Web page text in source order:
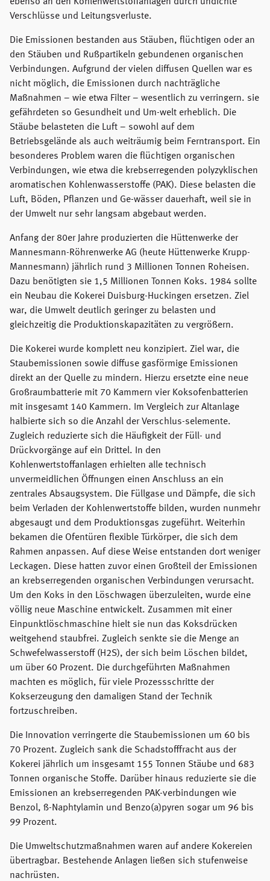
Verschlüsse und Leitungsverluste.
Die Emissionen bestanden aus Stäuben, flüchtigen oder an
den Stäuben und Rußpartikeln gebundenen organischen
Verbindungen. Aufgrund der vielen diffusen Quellen war es
nicht möglich, die Emissionen durch nachträgliche
Maßnahmen – wie etwa Filter – wesentlich zu verringern. sie
gefährdeten so Gesundheit und Um-welt erheblich. Die
Stäube belasteten die Luft – sowohl auf dem
Betriebsgelände als auch weiträumig beim Ferntransport. Ein
besonderes Problem waren die flüchtigen organischen
Verbindungen, wie etwa die krebserregenden polyzyklischen
aromatischen Kohlenwasserstoffe (PAK). Diese belasten die
Luft, Böden, Pflanzen und Ge-wässer dauerhaft, weil sie in
der Umwelt nur sehr langsam abgebaut werden.
Anfang der 80er Jahre produzierten die Hüttenwerke der
Mannesmann-Röhrenwerke AG (heute Hüttenwerke Krupp-
Mannesmann) jährlich rund 3 Millionen Tonnen Roheisen.
Dazu benötigten sie 1,5 Millionen Tonnen Koks. 1984 sollte
ein Neubau die Kokerei Duisburg-Huckingen ersetzen. Ziel
war, die Umwelt deutlich geringer zu belasten und
gleichzeitig die Produktionskapazitäten zu vergrößern.
Die Kokerei wurde komplett neu konzipiert. Ziel war, die
Staubemissionen sowie diffuse gasförmige Emissionen
direkt an der Quelle zu mindern. Hierzu ersetzte eine neue
Großraumbatterie mit 70 Kammern vier Koksofenbatterien
mit insgesamt 140 Kammern. Im Vergleich zur Altanlage
halbierte sich so die Anzahl der Verschlus-selemente.
Zugleich reduzierte sich die Häufigkeit der Füll- und
Drückvorgänge auf ein Drittel. In den
Kohlenwertstoffanlagen erhielten alle technisch
unvermeidlichen Öffnungen einen Anschluss an ein
zentrales Absaugsystem. Die Füllgase und Dämpfe, die sich
beim Verladen der Kohlenwertstoffe bilden, wurden nunmehr
abgesaugt und dem Produktionsgas zugeführt. Weiterhin
bekamen die Ofentüren flexible Türkörper, die sich dem
Rahmen anpassen. Auf diese Weise entstanden dort weniger
Leckagen. Diese hatten zuvor einen Großteil der Emissionen
an krebserregenden organischen Verbindungen verursacht.
Um den Koks in den Löschwagen überzuleiten, wurde eine
völlig neue Maschine entwickelt. Zusammen mit einer
Einpunktlöschmaschine hielt sie nun das Koksdrücken
weitgehend staubfrei. Zugleich senkte sie die Menge an
Schwefelwasserstoff (H2S), der sich beim Löschen bildet,
um über 60 Prozent. Die durchgeführten Maßnahmen
machten es möglich, für viele Prozessschritte der
Kokserzeugung den damaligen Stand der Technik
fortzuschreiben.
Die Innovation verringerte die Staubemissionen um 60 bis
70 Prozent. Zugleich sank die Schadstofffracht aus der
Kokerei jährlich um insgesamt 155 Tonnen Stäube und 683
Tonnen organische Stoffe. Darüber hinaus reduzierte sie die
Emissionen an krebserregenden PAK-verbindungen wie
Benzol, ß-Naphtylamin und Benzo(a)pyren sogar um 96 bis
99 Prozent.
Die Umweltschutzmaßnahmen waren auf andere Kokereien
übertragbar. Bestehende Anlagen ließen sich stufenweise
nachrüsten.